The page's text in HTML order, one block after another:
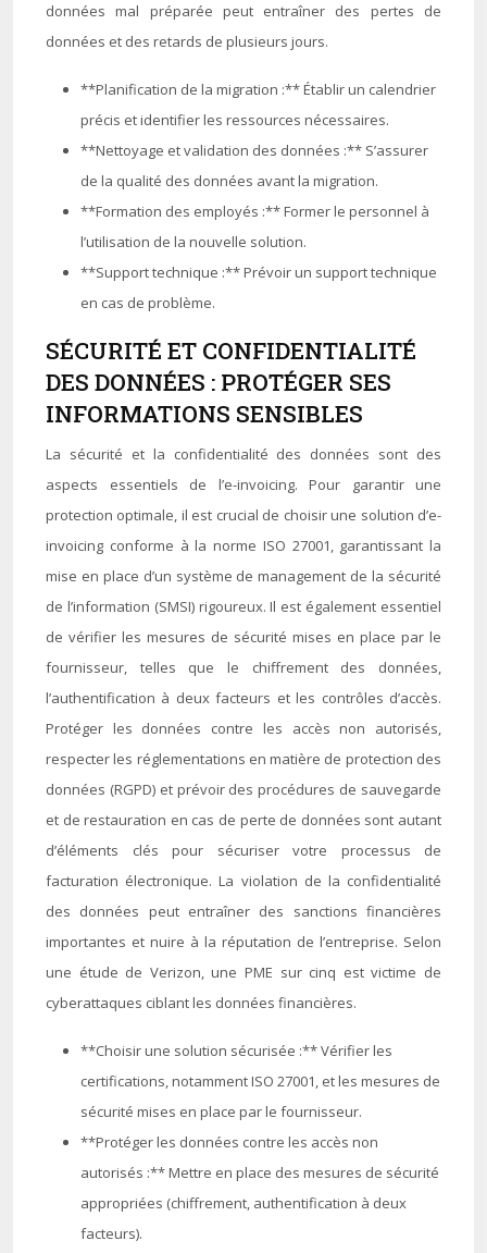
données mal préparée peut entraîner des pertes de
données et des retards de plusieurs jours.
**Planification de la migration :** Établir un calendrier
précis et identifier les ressources nécessaires.
**Nettoyage et validation des données :** S’assurer
de la qualité des données avant la migration.
**Formation des employés :** Former le personnel à
l’utilisation de la nouvelle solution.
**Support technique :** Prévoir un support technique
en cas de problème.
SÉCURITÉ ET CONFIDENTIALITÉ
DES DONNÉES : PROTÉGER SES
INFORMATIONS SENSIBLES
La sécurité et la confidentialité des données sont des
aspects essentiels de l’e-invoicing. Pour garantir une
protection optimale, il est crucial de choisir une solution d’e-
invoicing conforme à la norme ISO 27001, garantissant la
mise en place d’un système de management de la sécurité
de l’information (SMSI) rigoureux. Il est également essentiel
de vérifier les mesures de sécurité mises en place par le
fournisseur, telles que le chiffrement des données,
l’authentification à deux facteurs et les contrôles d’accès.
Protéger les données contre les accès non autorisés,
respecter les réglementations en matière de protection des
données (RGPD) et prévoir des procédures de sauvegarde
et de restauration en cas de perte de données sont autant
d’éléments clés pour sécuriser votre processus de
facturation électronique. La violation de la confidentialité
des données peut entraîner des sanctions financières
importantes et nuire à la réputation de l’entreprise. Selon
une étude de Verizon, une PME sur cinq est victime de
cyberattaques ciblant les données financières.
**Choisir une solution sécurisée :** Vérifier les
certifications, notamment ISO 27001, et les mesures de
sécurité mises en place par le fournisseur.
**Protéger les données contre les accès non
autorisés :** Mettre en place des mesures de sécurité
appropriées (chiffrement, authentification à deux
facteurs).